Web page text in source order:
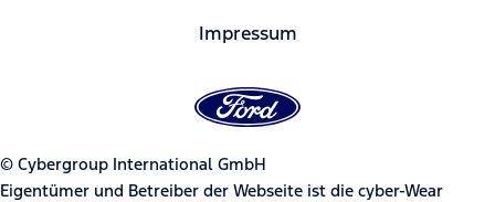
Impressum
© Cybergroup International GmbH
Eigentümer und Betreiber der Webseite ist die cyber-Wear